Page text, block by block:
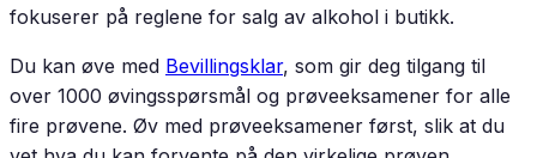
fokuserer på reglene for salg av alkohol i butikk.
Du kan øve med Bevillingsklar, som gir deg tilgang til
over 1000 øvingsspørsmål og prøveeksamener for alle
fire prøvene. Øv med prøveeksamener først, slik at du